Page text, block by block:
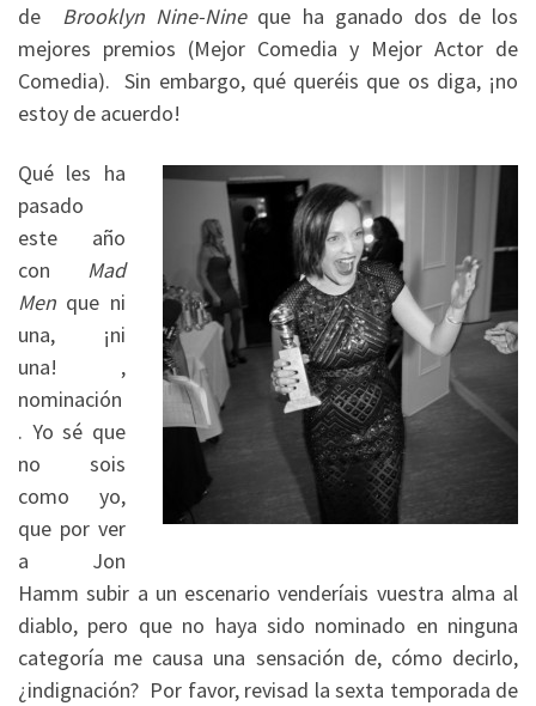
de Brooklyn Nine-Nineque ha ganado dos de los
mejores premios (Mejor Comedia y Mejor Actor de
Comedia). Sin embargo, qué queréis que os diga, ¡no
estoy de acuerdo!
Qué les ha
pasado
este año
con Mad
Men que ni
una, ¡ni
una! ,
nominación
. Yo sé que
no sois
como yo,
que por ver
a Jon
Hamm subir a un escenario venderíais vuestra alma al
diablo, pero que no haya sido nominado en ninguna
categoría me causa una sensación de, cómo decirlo,
¿indignación? Por favor, revisad la sexta temporada de